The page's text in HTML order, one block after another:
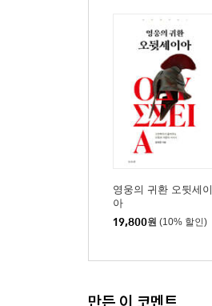
영웅의 귀환 오뒷세이
아
19,800원 (10% 할인)
만든 이 코멘트